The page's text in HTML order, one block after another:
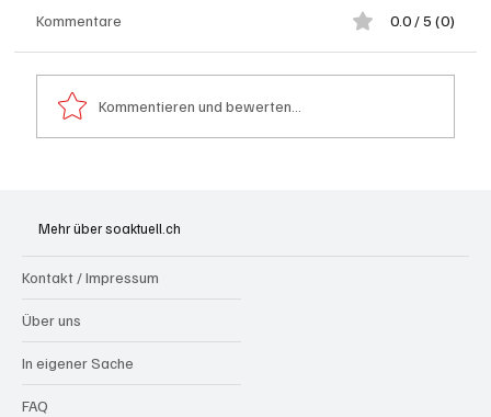
gesucht)
Kommentare 0.0 / 5 (0)
Kommentieren und bewerten...
Mehr über soaktuell.ch
Kontakt / Impressum
Über uns
In eigener Sache
FAQ